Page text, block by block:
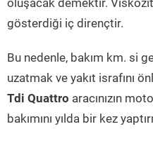
oluşacak demektir.
gösterdiği iç dirençtir.
Bu nedenle, bakım km. si
uzatmak ve yakıt israfını
Tdi Quattro aracınızın
bakımını yılda bir kez